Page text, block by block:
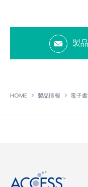
製
HOME 製品情報 電子